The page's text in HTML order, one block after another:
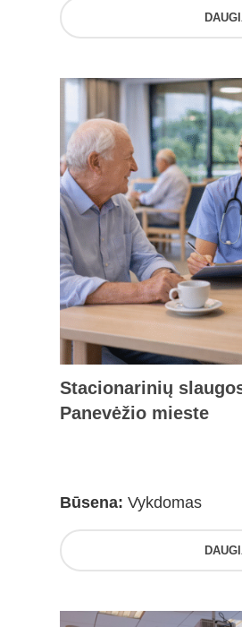
Stacionarinių
Panevėžio mieste
Būsena: Vykdomas